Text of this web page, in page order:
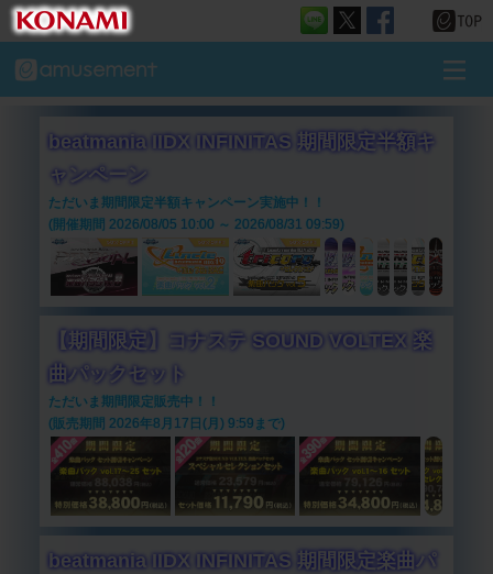
beatmania IIDX INFINITAS 期間限定半額キ
ャンペーン
ただいま期間限定半額キャンペーン実施中！！
(開催期間 2026/08/05 10:00 ～ 2026/08/31 09:59)
【期間限定】コナステ SOUND VOLTEX 楽
曲パックセット
ただいま期間限定販売中！！
(販売期間 2026年8月17日(月) 9:59まで)
beatmania IIDX INFINITAS 期間限定楽曲パ